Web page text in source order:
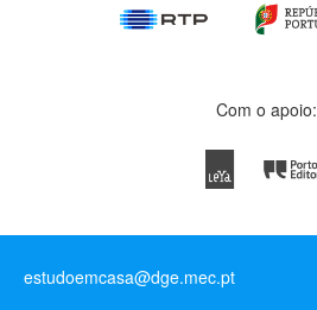
Com o apoio:
estudoemcasa@dge.mec.pt